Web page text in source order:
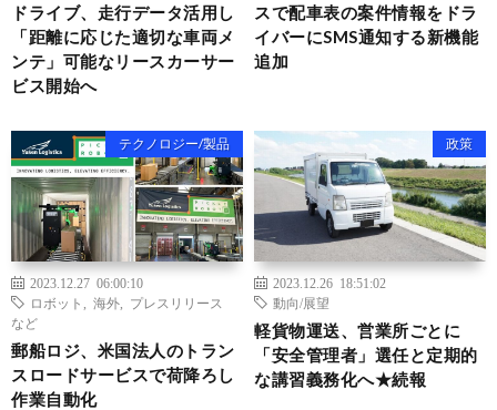
ドライブ、走行データ活用し
「距離に応じた適切な車両メ
ンテ」可能なリースカーサー
ビス開始へ
スで配車表の案件情報をドラ
イバーにSMS通知する新機能
追加
テクノロジー/製品
2023.12.27 06:00:10
ロボット
海外
プレスリリース
など
郵船ロジ、米国法人のトラン
スロードサービスで荷降ろし
作業自動化
政策
2023.12.26 18:51:02
動向/展望
軽貨物運送、営業所ごとに
「安全管理者」選任と定期的
な講習義務化へ★続報